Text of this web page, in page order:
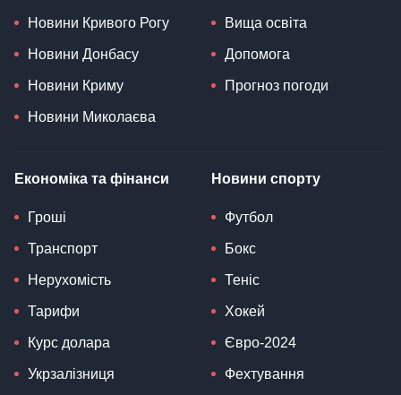
Новини Кривого Рогу
Новини Донбасу
Новини Криму
Новини Миколаєва
Вища освіта
Допомога
Прогноз погоди
Економіка та фінанси
Гроші
Транспорт
Нерухомість
Тарифи
Курс долара
Укрзалізниця
Новини спорту
Футбол
Бокс
Теніс
Хокей
Євро-2024
Фехтування